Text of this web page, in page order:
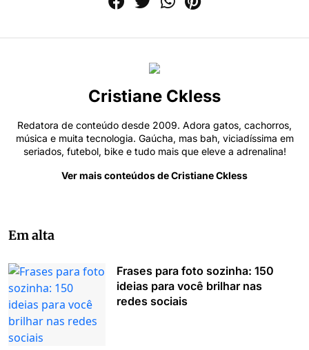
Cristiane Ckless
Redatora de conteúdo desde 2009. Adora gatos, cachorros,
música e muita tecnologia. Gaúcha, mas bah, viciadíssima em
seriados, futebol, bike e tudo mais que eleve a adrenalina!
Ver mais conteúdos de Cristiane Ckless
Em alta
Frases para foto sozinha: 150
ideias para você brilhar nas
redes sociais